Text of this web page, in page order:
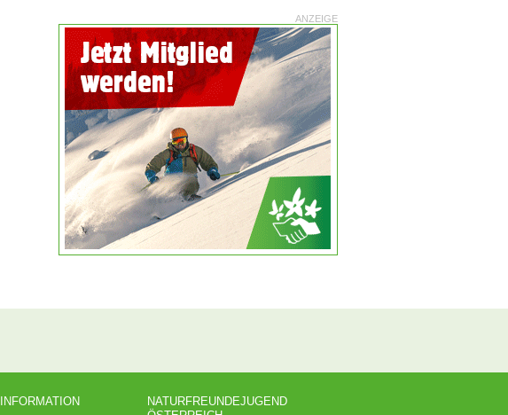
ANZEIGE
INFORMATION
NATURFREUNDEJUGEND